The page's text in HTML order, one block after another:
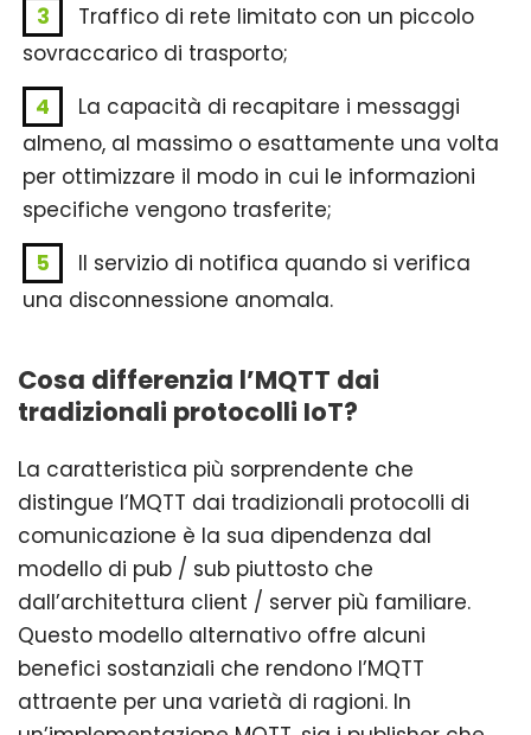
Traffico di rete limitato con un piccolo
sovraccarico di trasporto;
La capacità di recapitare i messaggi
almeno, al massimo o esattamente una volta
per ottimizzare il modo in cui le informazioni
specifiche vengono trasferite;
Il servizio di notifica quando si verifica
una disconnessione anomala.
Cosa differenzia l’MQTT dai
tradizionali protocolli IoT?
La caratteristica più sorprendente che
distingue l’MQTT dai tradizionali protocolli di
comunicazione è la sua dipendenza dal
modello di pub / sub piuttosto che
dall’architettura client / server più familiare.
Questo modello alternativo offre alcuni
benefici sostanziali che rendono l’MQTT
attraente per una varietà di ragioni. In